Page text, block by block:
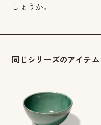
しょうか。
同じシリーズのアイテム